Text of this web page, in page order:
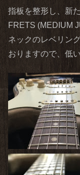
指板を整形し、新
FRETS (MEDIUM
ネックのレベリン
おりますので、低